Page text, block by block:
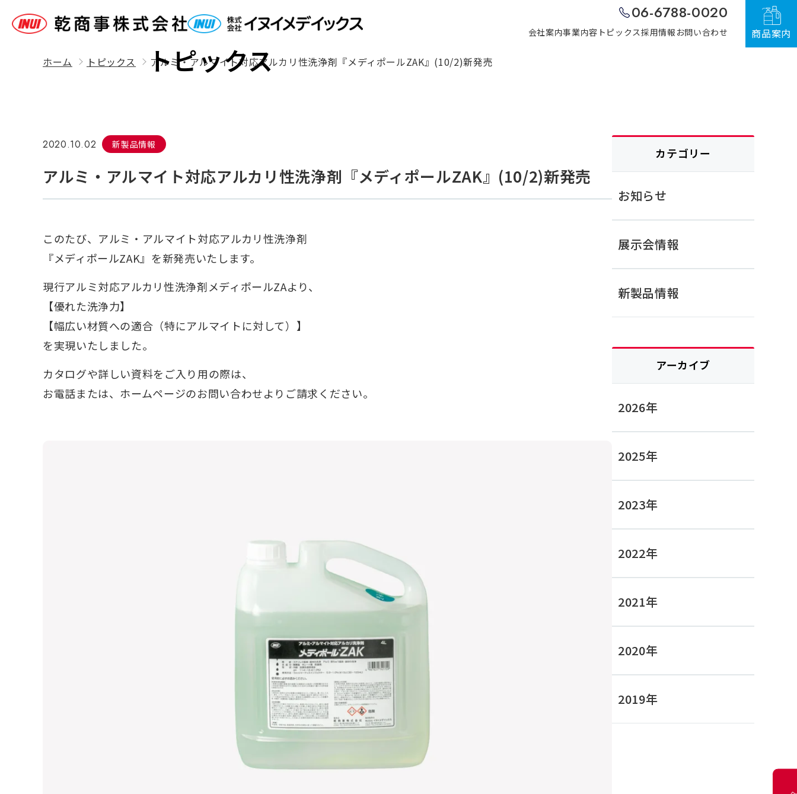
06-6788-0020
会社案内事業内容 トピックス採用情報 お問い合わせ 商品案内
Topics
トピックス
ホーム トピックス アルミ・アルマイト対応アルカリ性洗浄剤『メディポールZAK』(10/2)新発売
2020.10.02 新製品情報
アルミ・アルマイト対応アルカリ性洗浄剤『メディポールZAK』(10/2)新発売
このたび、アルミ・アルマイト対応アルカリ性洗浄剤
『メディポールZAK』を新発売いたします。
現行アルミ対応アルカリ性洗浄剤メディポールZAより、
【優れた洗浄力】
【幅広い材質への適合（特にアルマイトに対して）】
を実現いたしました。
カタログや詳しい資料をご入り用の際は、
お電話または、ホームページのお問い合わせよりご請求ください。
カテゴリー
お知らせ
展示会情報
新製品情報
アーカイブ
2026年
2025年
2023年
2022年
2021年
2020年
2019年